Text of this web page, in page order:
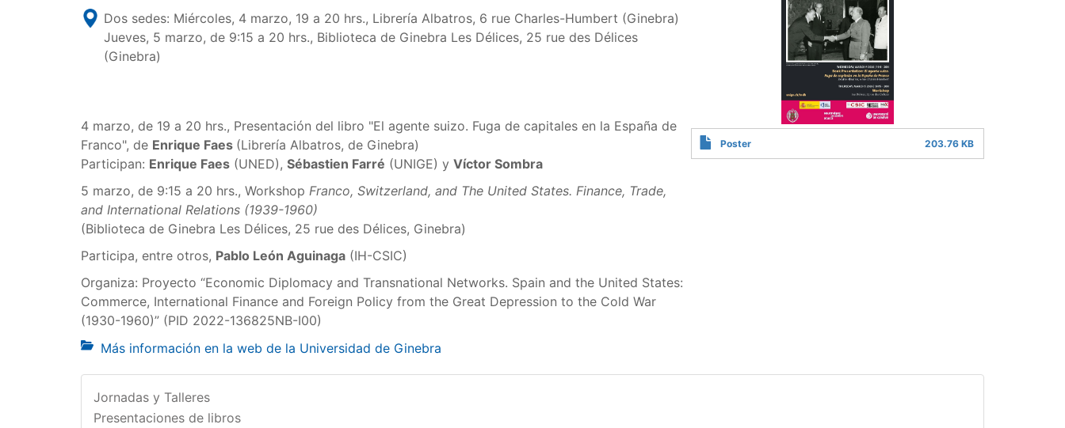
Dos sedes: Miércoles, 4 marzo, 19 a 20 hrs., Librería Albatros, 6 rue Charles-Humbert (Ginebra)
Jueves, 5 marzo, de 9:15 a 20 hrs., Biblioteca de Ginebra Les Délices, 25 rue des Délices
(Ginebra)
4 marzo, de 19 a 20 hrs., Presentación del libro "El agente suizo. Fuga de capitales en la España de
Franco", de Enrique Faes (Librería Albatros, de Ginebra)
Participan: Enrique Faes (UNED), Sébastien Farré (UNIGE) y Víctor Sombra
5 marzo, de 9:15 a 20 hrs., Workshop Franco, Switzerland, and The United States. Finance, Trade,
and International Relations (1939-1960)
(Biblioteca de Ginebra Les Délices, 25 rue des Délices, Ginebra)
Participa, entre otros, Pablo León Aguinaga (IH-CSIC)
Organiza: Proyecto “Economic Diplomacy and Transnational Networks. Spain and the United States:
Commerce, International Finance and Foreign Policy from the Great Depression to the Cold War
(1930-1960)” (PID 2022-136825NB-I00)
Poster 203.76 KB
Más información en la web de la Universidad de Ginebra
Jornadas y Talleres
Presentaciones de libros